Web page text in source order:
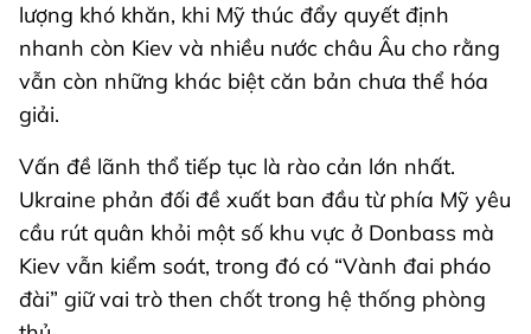
lượng khó khăn, khi Mỹ thúc đẩy quyết định
nhanh còn Kiev và nhiều nước châu Âu cho rằng
vẫn còn những khác biệt căn bản chưa thể hóa
giải.
Vấn đề lãnh thổ tiếp tục là rào cản lớn nhất.
Ukraine phản đối đề xuất ban đầu từ phía Mỹ yêu
cầu rút quân khỏi một số khu vực ở Donbass mà
Kiev vẫn kiểm soát, trong đó có “Vành đai pháo
đài” giữ vai trò then chốt trong hệ thống phòng